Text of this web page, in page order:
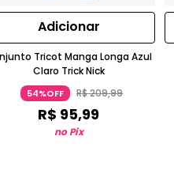
Adicionar
Tricot Manga Longa Azul
Claro Trick Nick
54%OFF R$209,99
R$ 95,99
no Pix